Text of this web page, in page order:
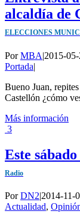
alcaldía de
ELECCIONES
PorMBA|2015-
Portada|
Bueno Juan,
Castellón ¿cómo
Más información
3
Este
Radio
PorDN2|2014-11-
Actualidad,